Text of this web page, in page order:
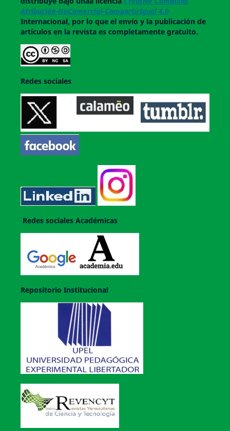
Atribución-NoComercial-CompartirIgual 4.0
Internacional, por lo que el envío y la publicación de
artículos en la revista es completamente gratuito.
Redes sociales
Redes sociales Académicas
Repositorio Institucional